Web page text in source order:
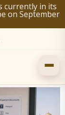
currently in its
on September